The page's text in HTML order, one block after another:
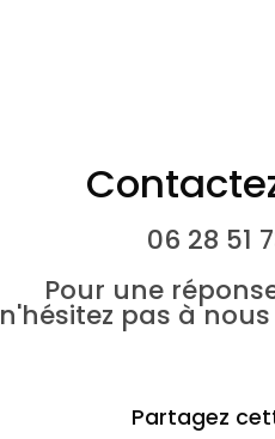
06 28 51
Pour une
n'hésitez pas à
Partagez